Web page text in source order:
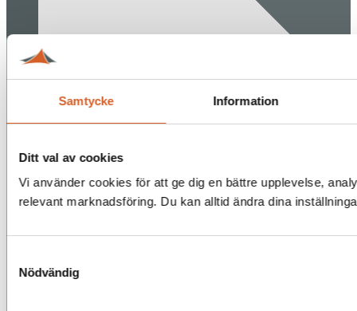
Samtycke Information
Ditt val av cookies
Vi använder cookies för att ge dig en bättre upplevelse,
relevant marknadsföring. Du kan alltid ändra dina
Nödvändig